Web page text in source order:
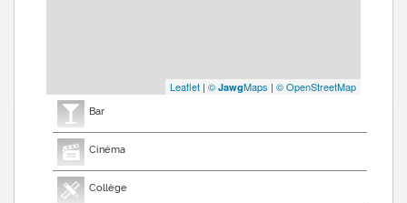
Leaflet | © JawgMaps | © OpenStreetMap
Bar
Cinéma
Collège